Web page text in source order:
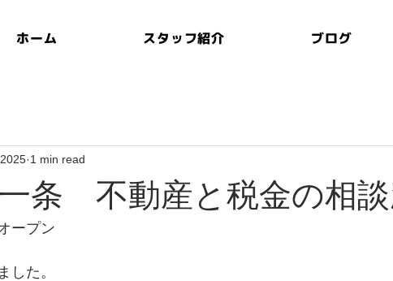
ホーム スタッフ紹介 ブログ
条 不動産と税金の相談
1 min read
ープン
した。